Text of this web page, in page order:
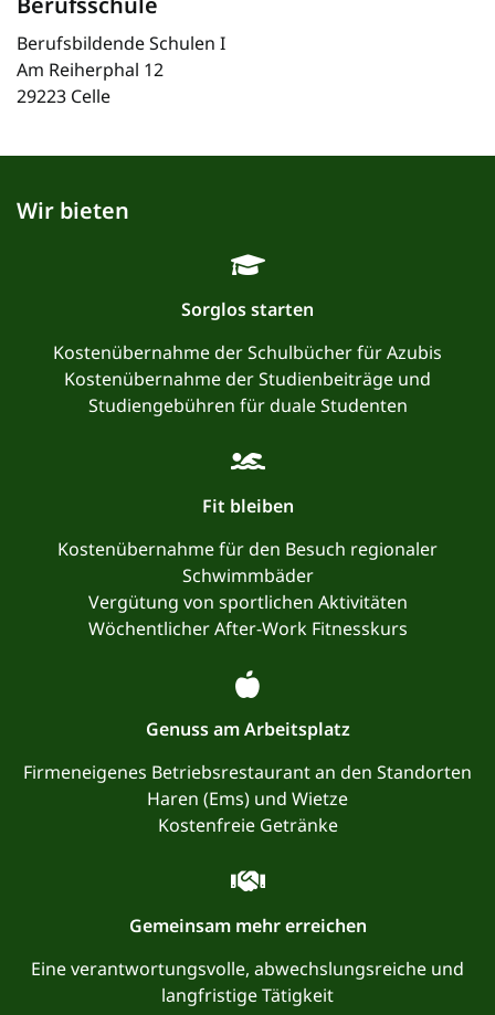
Berufsbildende Schulen I
Am Reiherphal 12
29223 Celle
Wir bieten
Sorglos starten
Kostenübernahme der Schulbücher für Azubis
Kostenübernahme der Studienbeiträge und
Studiengebühren für duale Studenten
Fit bleiben
Kostenübernahme für den Besuch regionaler
Schwimmbäder
Vergütung von sportlichen Aktivitäten
Wöchentlicher After-Work Fitnesskurs
Genuss am Arbeitsplatz
Firmeneigenes Betriebsrestaurant an den Standorten
Haren (Ems) und Wietze
Kostenfreie Getränke
Gemeinsam mehr erreichen
Eine verantwortungsvolle, abwechslungsreiche und
langfristige Tätigkeit